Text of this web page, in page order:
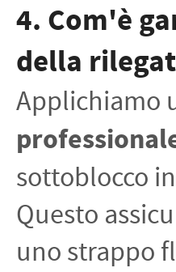
4. Com'è
della
Applichiamo
sottoblocco
Questo
uno strappo